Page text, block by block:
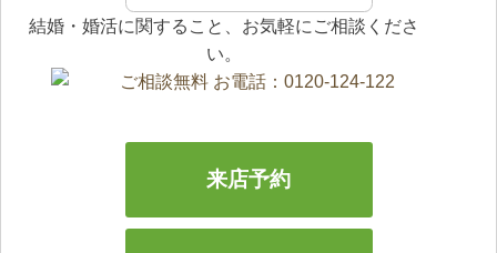
結婚・婚活に関すること、お気軽にご相談くださ
い。
来店予約